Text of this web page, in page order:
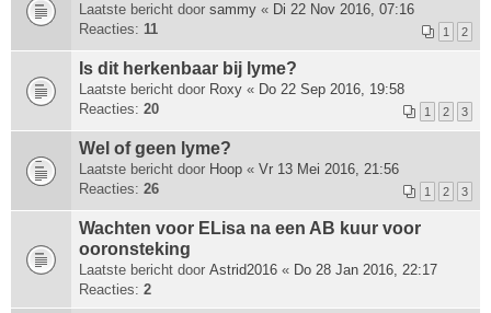
Laatste bericht door sammy « Di 22 Nov 2016, 07:16
Reacties: 11 1 2
Is dit herkenbaar bij lyme?
Laatste bericht door Roxy « Do 22 Sep 2016, 19:58
Reacties: 20 1 2 3
Wel of geen lyme?
Laatste bericht door Hoop « Vr 13 Mei 2016, 21:56
Reacties: 26 1 2 3
Wachten voor ELisa na een AB kuur voor
ooronsteking
Laatste bericht door Astrid2016 « Do 28 Jan 2016, 22:17
Reacties: 2